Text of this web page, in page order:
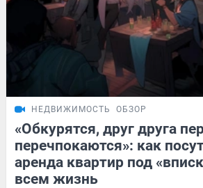
НЕДВИЖИМОСТЬ ОБЗОР
«Обкурятся, друг друга
перечпокаются»: как
аренда квартир под
всем жизнь